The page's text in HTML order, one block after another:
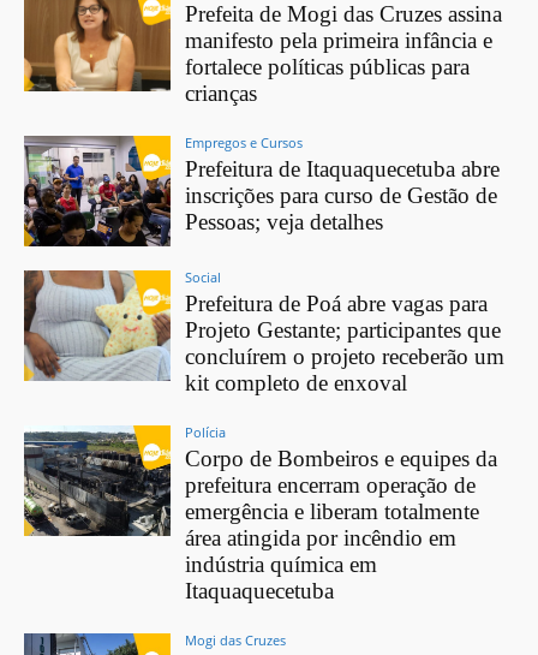
Prefeita de Mogi das Cruzes assina
manifesto pela primeira infância e
fortalece políticas públicas para
crianças
Empregos e Cursos
Prefeitura de Itaquaquecetuba abre
inscrições para curso de Gestão de
Pessoas; veja detalhes
Social
Prefeitura de Poá abre vagas para
Projeto Gestante; participantes que
concluírem o projeto receberão um
kit completo de enxoval
Polícia
Corpo de Bombeiros e equipes da
prefeitura encerram operação de
emergência e liberam totalmente
área atingida por incêndio em
indústria química em
Itaquaquecetuba
Mogi das Cruzes